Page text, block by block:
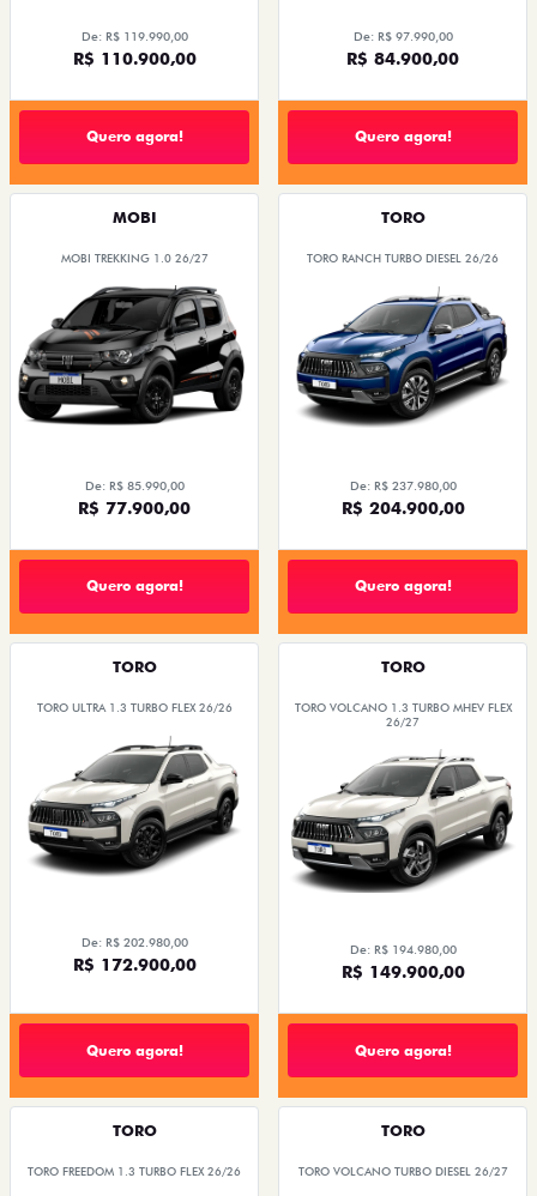
De: R$ 119.990,00
R$ 110.900,00
Quero agora!
De: R$ 97.990,00
R$ 84.900,00
Quero agora!
MOBI
MOBI TREKKING 1.0 26/27
De: R$ 85.990,00
R$ 77.900,00
Quero agora!
TORO
TORO RANCH TURBO DIESEL 26/26
De: R$ 237.980,00
R$ 204.900,00
Quero agora!
TORO
TORO ULTRA 1.3 TURBO FLEX 26/26
De: R$ 202.980,00
R$ 172.900,00
Quero agora!
TORO
TORO VOLCANO 1.3 TURBO MHEV FLEX
26/27
De: R$ 194.980,00
R$ 149.900,00
Quero agora!
TORO
TORO FREEDOM 1.3 TURBO FLEX 26/26
TORO
TORO VOLCANO TURBO DIESEL 26/27